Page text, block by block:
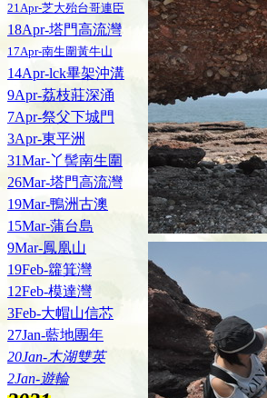
21Apr-芝大殆台哥連臣
18Apr-塔門高流灣
17Apr-南生圍黃牛山
14Apr-lck畢架沖溝
9Apr-荔枝莊深涌
7Apr-祭父下城門
3Apr-東平洲
31Mar-丫髻南生圍
26Mar-塔門高流灣
19Mar-鴨洲古澳
15Mar-蒲台島
9Mar-鳳凰山
19Feb-籮箕灣
12Feb-模達灣
3Feb-大帽山信芯
27Jan-藍地團年
20Jan-木湖雙英
2Jan-遊輪